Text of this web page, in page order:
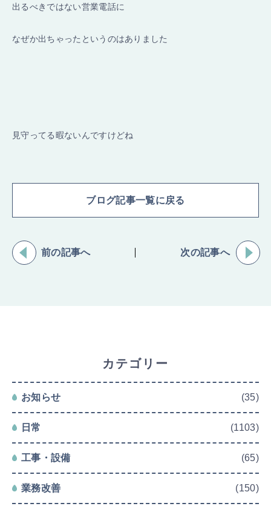
出るべきではない営業電話に
なぜか出ちゃったというのはありました
見守ってる暇ないんですけどね
ブログ記事一覧に戻る
前の記事へ 次の記事へ
カテゴリー
お知らせ (35)
日常 (1103)
工事・設備 (65)
業務改善 (150)